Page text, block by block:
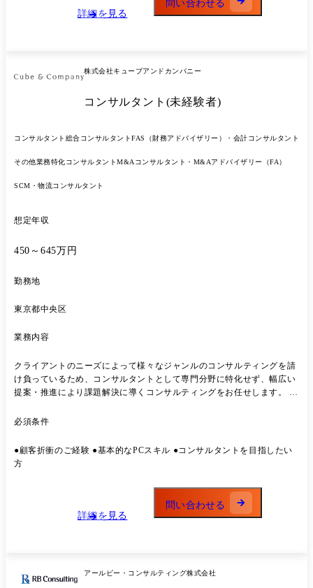
担保 ・クライアントの課長クラスとの折衝・提案への参画 ・一部配下
計・進捗管理・メンバー育成) ・クライアントの課長〜部長クラスとの
における新規領域やセクター戦略への貢献(構想・スキーム設計フェーズ
し、QCD を担保 ・超上流工程での論点・課題整理と、限られたリソー
スでのアプローチ立案 ・クライアント本部長〜役員クラスとのコネクシ
きやすい環境の設計 ●プロジェクト事例 【全社戦略立案支援】専門商社|
【業務構想策定】食品製造|販売、在庫管理、出荷、物流業務の構想策
けた現状調査・IT化構想策定 【先端テクノロジー活用】証券|生成AIを
入社〜3ヶ月:Onboarding Training でコンサル基礎スキルを習得。案件に
月:担当範囲を拡大し、論点設計・要件定義の上流フェーズを主導。複数
込む
詳細を見る
問い合わせる
株式会社キューブアンドカンパニー
コンサルタント(未経験者)
コンサルタント 総合コンサルタントFAS（財務アドバイザリー）・会計コンサルタント
その他業務特化コンサルタントM&Aコンサルタント・M&Aアドバイザリー（FA）
SCM・物流コンサルタント
想定年収
450～645万円
勤務地
東京都中央区
業務内容
クライアントのニーズによって様々なジャンルのコンサルティングを請
け負っているため、コンサルタントとして専⾨分野に特化せず、幅広い
提案・推進により課題解決に導くコンサルティングをお任せします。 業
テムに関する企画、実⾏⽀援(PMO) ●SCM戦略の⽴案、実⾏⽀援などの
必須条件
●顧客折衝のご経験 ●基本的なPCスキル ●コンサルタントを⽬指したい
⽅
詳細を見る
問い合わせる
アールビー・コンサルティング株式会社